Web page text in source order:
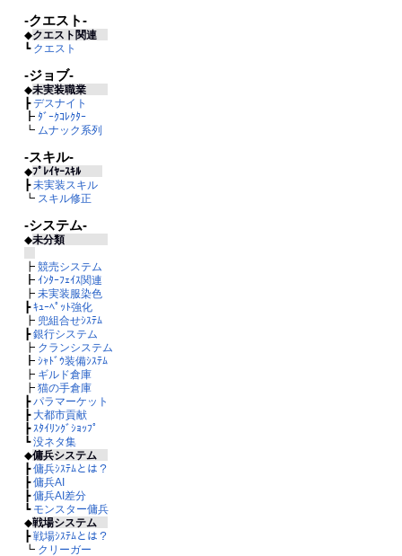
-クエスト-
◆クエスト関連
┗ クエスト
-ジョブ-
◆未実装職業
┣デスナイト
┣ ﾀﾞｰｸｺﾚｸﾀｰ
┗ ムナック系列
-スキル-
◆ﾌﾟﾚｲﾔｰｽｷﾙ
┣未実装スキル
┗ スキル修正
-システム-
◆未分類
┣ 競売システム
┣ ｲﾝﾀｰﾌｪｲｽ関連
┣ 未実装服染色
┣ｷｭｰﾍﾟｯﾄ強化
┣ 兜組合せｼｽﾃﾑ
┣銀行システム
┣ クランシステム
┣ ｼｬﾄﾞｳ装備ｼｽﾃﾑ
┣ ギルド倉庫
┣ 猫の手倉庫
┣パラマーケット
┣ 大都市貢献
┣ ｽﾀｲﾘﾝｸﾞｼｮｯﾌﾟ
┗没ネタ集
◆傭兵システム
┣傭兵ｼｽﾃﾑとは？
┣傭兵AI
┣傭兵AI差分
┗ モンスター傭兵
◆戦場システム
┣戦場ｼｽﾃﾑとは？
┗ クリーガー